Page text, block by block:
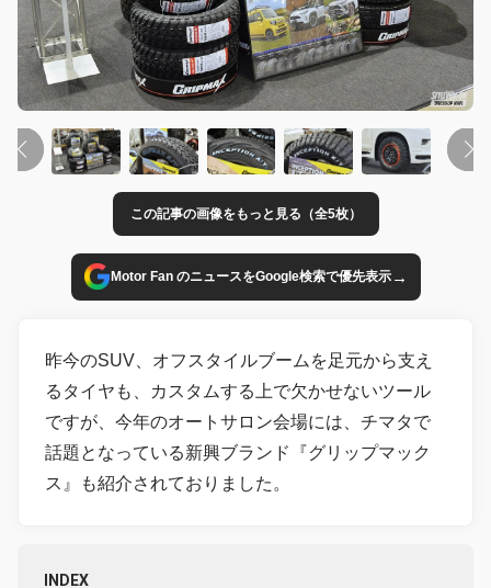
この記事の画像をもっと見る（全5枚）
Motor Fan のニュースをGoogle検索で優先表示→
昨今のSUV、オフスタイルブームを足元から支え
るタイヤも、カスタムする上で欠かせないツール
ですが、今年のオートサロン会場には、チマタで
話題となっている新興ブランド『グリップマック
ス』も紹介されておりました。
INDEX